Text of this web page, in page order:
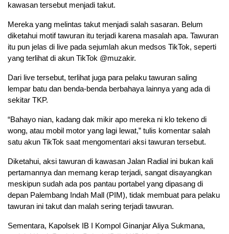
kawasan tersebut menjadi takut.
Mereka yang melintas takut menjadi salah sasaran. Belum
diketahui motif tawuran itu terjadi karena masalah apa. Tawuran
itu pun jelas di live pada sejumlah akun medsos TikTok, seperti
yang terlihat di akun TikTok @muzakir.
Dari live tersebut, terlihat juga para pelaku tawuran saling
lempar batu dan benda-benda berbahaya lainnya yang ada di
sekitar TKP.
“Bahayo nian, kadang dak mikir apo mereka ni klo tekeno di
wong, atau mobil motor yang lagi lewat,” tulis komentar salah
satu akun TikTok saat mengomentari aksi tawuran tersebut.
Diketahui, aksi tawuran di kawasan Jalan Radial ini bukan kali
pertamannya dan memang kerap terjadi, sangat disayangkan
meskipun sudah ada pos pantau portabel yang dipasang di
depan Palembang Indah Mall (PIM), tidak membuat para pelaku
tawuran ini takut dan malah sering terjadi tawuran.
Sementara, Kapolsek IB I Kompol Ginanjar Aliya Sukmana,